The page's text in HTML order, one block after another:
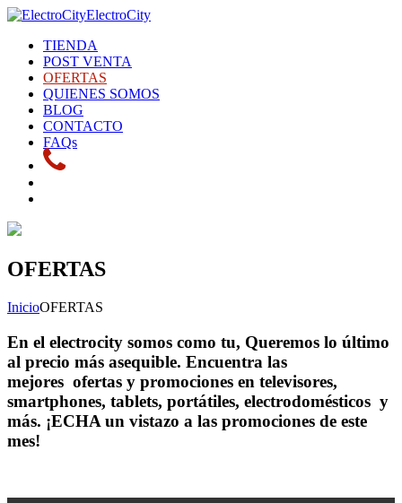
ElectroCity
TIENDA
POST VENTA
OFERTAS
QUIENES SOMOS
BLOG
CONTACTO
FAQs
OFERTAS
InicioOFERTAS
En el electrocity somos como tu, Queremos lo último
al precio más asequible. Encuentra las
mejores ofertas y promociones en televisores,
smartphones, tablets, portátiles, electrodomésticos y
más. ¡ECHA un vistazo a las promociones de este
mes!